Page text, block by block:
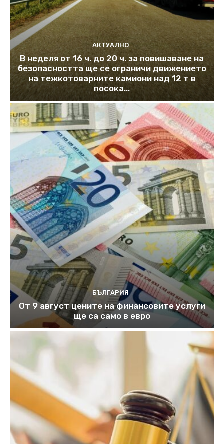
АКТУАЛНО
В неделя от 16 ч. до 20 ч. за повишаване на
безопасността ще се ограничи движението
на тежкотоварните камиони над 12 т в
посока...
БЪЛГАРИЯ
От 9 август цените на финансовите услуги
ще са само в евро